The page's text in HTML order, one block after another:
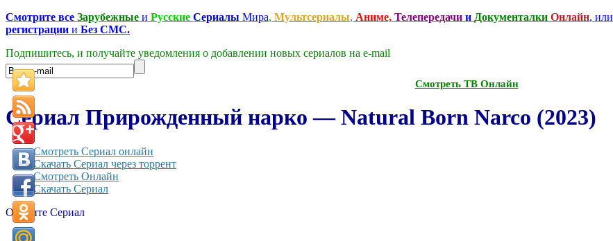
Смотрите все Зарубежные и Русские Сериалы Мира, Мультсериалы, Аниме, Телепередачи и Документалки Онлайн, или
регистрации и Без СМС.
Подпишитесь, и получайте уведомления о добавлении новых сериалов на e-mаil
Смотреть ТВ Онлайн
Сериал Прирожденный нарко — Natural Born Narco (2023)
Смотреть Сериал онлайн
Скачать Сериал через торрент
Смотреть Онлайн
Скачать Сериал
Оцените Сериал